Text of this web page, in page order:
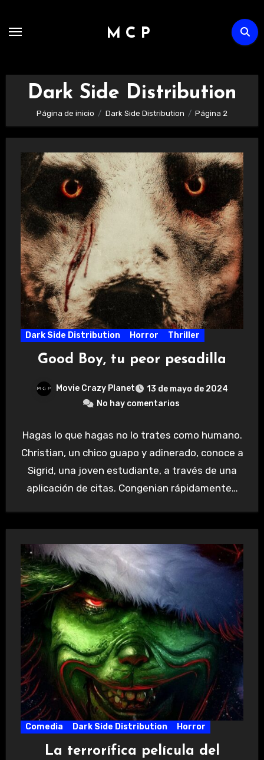
M C P
Dark Side Distribution
Página de inicio Dark Side Distribution Página 2
Dark Side Distribution Horror Thriller
Good Boy, tu peor pesadilla
Movie Crazy Planet
13 de mayo de 2024
No hay comentarios
Hagas lo que hagas no lo trates como humano.
Christian, un chico guapo y adinerado, conoce a
Sigrid, una joven estudiante, a través de una
aplicación de citas. Congenian rápidamente…
Comedia Dark Side Distribution Horror
La terrorífica película del